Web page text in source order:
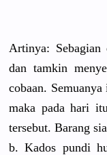
Artinya:
dan tamkin
cobaan.
maka pada hari
tersebut. Barang
b. Kados pundi